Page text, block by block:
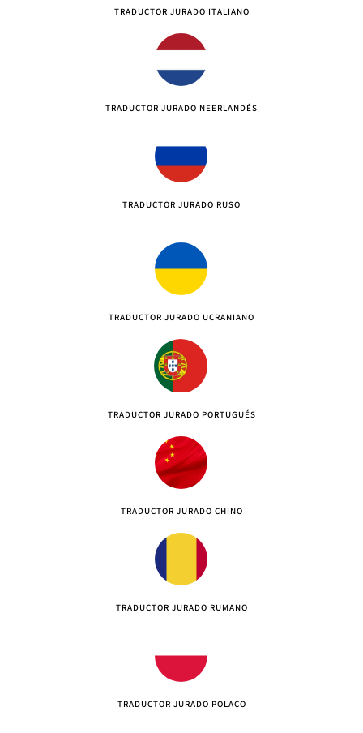
TRADUCTOR JURADO ITALIANO
TRADUCTOR JURADO NEERLANDÉS
TRADUCTOR JURADO RUSO
TRADUCTOR JURADO UCRANIANO
TRADUCTOR JURADO PORTUGUÉS
TRADUCTOR JURADO CHINO
TRADUCTOR JURADO RUMANO
TRADUCTOR JURADO POLACO